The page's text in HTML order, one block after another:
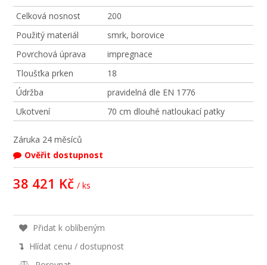
Celková nosnost
200
Použitý materiál
smrk, borovice
Povrchová úprava
impregnace
Tloušťka prken
18
Údržba
pravidelná dle EN 1776
Ukotvení
70 cm dlouhé natloukací patky
Záruka 24 měsíců
Ověřit dostupnost
38 421 Kč / ks
Přidat k oblíbeným
Hlídat cenu / dostupnost